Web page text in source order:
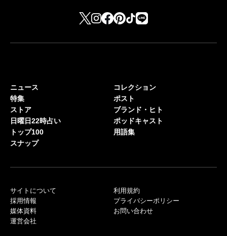
ニュース
特集
ストア
日曜日22時占い
トップ100
スナップ
コレクション
ポスト
ブランド・ヒト
ポッドキャスト
用語集
サイトについて
採用情報
媒体資料
運営会社
利用規約
プライバシーポリシー
お問い合わせ